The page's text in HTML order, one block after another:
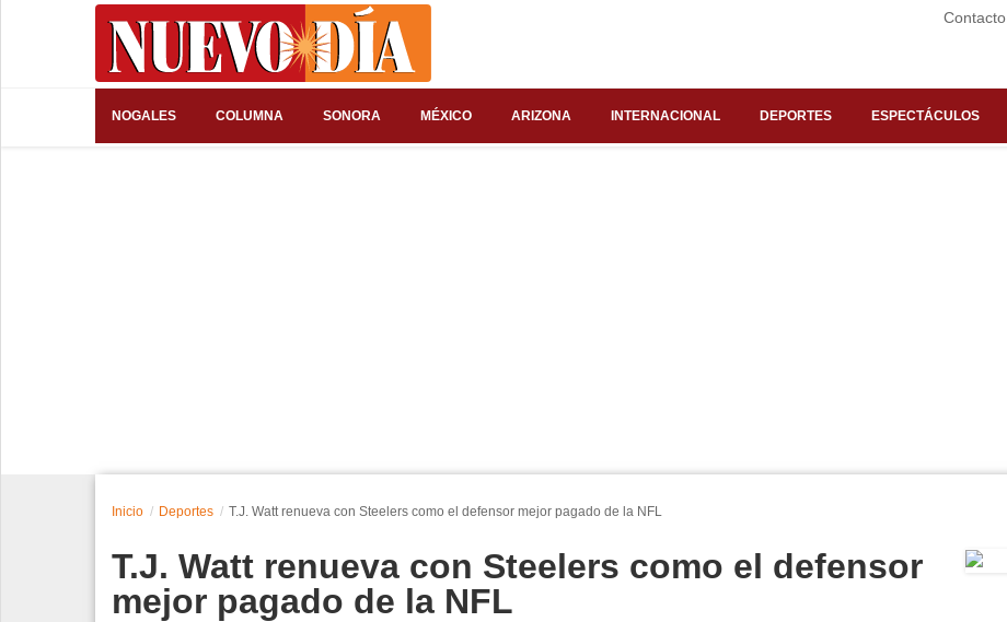
Contacto
NOGALES COLUMNA SONORA MÉXICO ARIZONA INTERNACIONAL DEPORTES ESPECTÁCULOS
Inicio Deportes T.J. Watt renueva con Steelers como el defensor mejor pagado de la NFL
T.J. Watt renueva con Steelers como el defensor
mejor pagado de la NFL